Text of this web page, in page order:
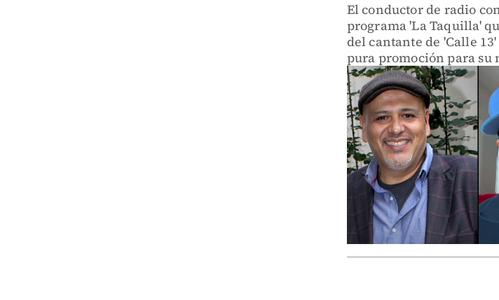
El conductor de radio
programa 'La Taquilla'
del cantante de 'Calle
pura promoción para su